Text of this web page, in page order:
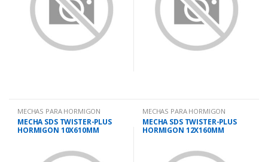
MECHAS PARA HORMIGON
MECHA SDS TWISTER-PLUS
HORMIGON 10X610MM
MECHAS PARA HORMIGON
MECHA SDS TWISTER-PLUS
HORMIGON 12X160MM